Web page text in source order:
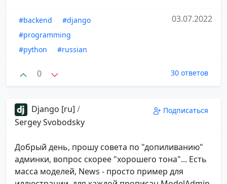
#backend
#django
#programming
#python
#russian
03.07.2022
0 30 ответов
Django [ru] /
Sergey Svobodsky
Подписаться
Добрый день, прошу совета по "допиливанию"
админки, вопрос скорее "хорошего тона"... Есть
масса моделей, News - просто пример для